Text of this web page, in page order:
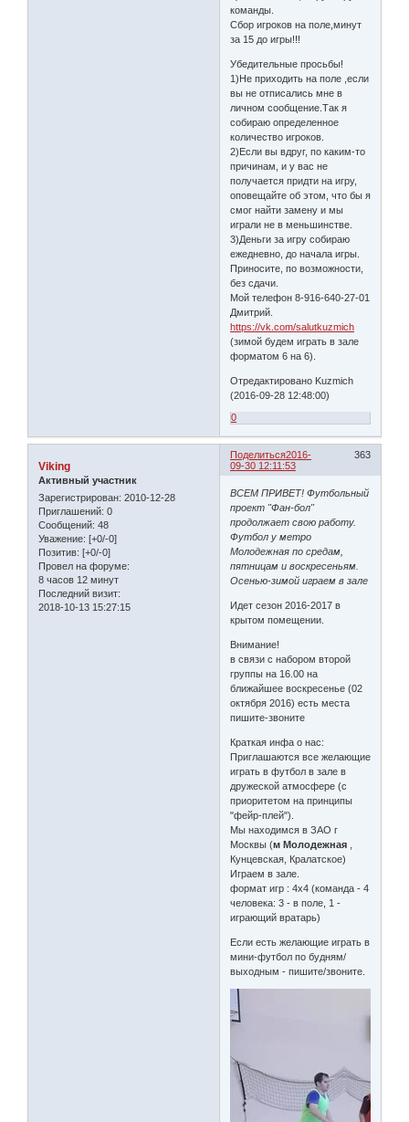
команды.
Сбор игроков на поле,минут
за 15 до игры!!!
Убедительные просьбы!
1)Не приходить на поле ,если
вы не отписались мне в
личном сообщение.Так я
собираю определенное
количество игроков.
2)Если вы вдруг, по каким-то
причинам, и у вас не
получается придти на игру,
оповещайте об этом, что бы я
смог найти замену и мы
играли не в меньшинстве.
3)Деньги за игру собираю
ежедневно, до начала игры.
Приносите, по возможности,
без сдачи.
Мой телефон 8-916-640-27-01
Дмитрий.
https://vk.com/salutkuzmich
(зимой будем играть в зале
форматом 6 на 6).
Отредактировано Kuzmich
(2016-09-28 12:48:00)
0
Поделиться 363
2016-
09-30 12:11:53
Viking
Активный участник
Зарегистрирован: 2010-12-28
Приглашений: 0
Сообщений: 48
Уважение: [+0/-0]
Позитив: [+0/-0]
Провел на форуме:
8 часов 12 минут
Последний визит:
2018-10-13 15:27:15
ВСЕМ ПРИВЕТ! Футбольный
проект "Фан-бол"
продолжает свою работу.
Футбол у метро
Молодежная по средам,
пятницам и воскресеньям.
Осенью-зимой играем в зале
Идет сезон 2016-2017 в
крытом помещении.
Внимание!
в связи с набором второй
группы на 16.00 на
ближайшее воскресенье (02
октября 2016) есть места
пишите-звоните
Краткая инфа о нас:
Приглашаются все желающие
играть в футбол в зале в
дружеской атмосфере (с
приоритетом на принципы
"фейр-плей").
Мы находимся в ЗАО г
Москвы (м Молодежная
Кунцевская, Кралатское)
Играем в зале.
формат игр : 4х4 (команда - 4
человека: 3 - в поле, 1 -
играющий вратарь)
Если есть желающие играть в
мини-футбол по будням/
выходным - пишите/звоните.